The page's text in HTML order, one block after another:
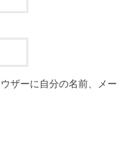
ザーに自分の名前、メー